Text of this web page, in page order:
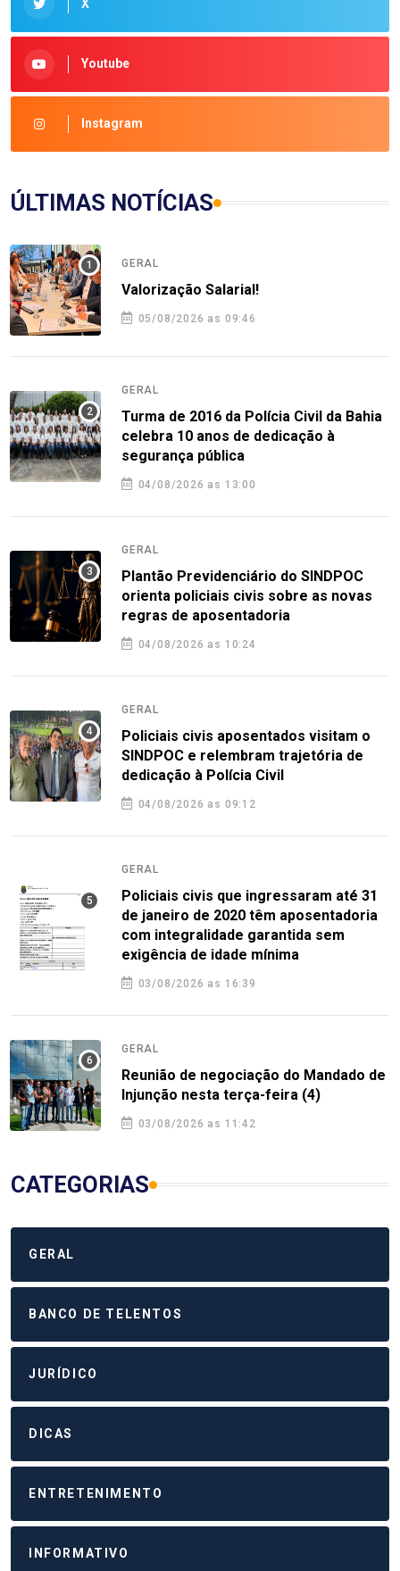
X
Youtube
Instagram
ÚLTIMAS NOTÍCIAS
GERAL
Valorização Salarial!
05/08/2026 as 09:46
GERAL
Turma de 2016 da Polícia Civil da Bahia
celebra 10 anos de dedicação à
segurança pública
04/08/2026 as 13:00
GERAL
Plantão Previdenciário do SINDPOC
orienta policiais civis sobre as novas
regras de aposentadoria
04/08/2026 as 10:24
GERAL
Policiais civis aposentados visitam o
SINDPOC e relembram trajetória de
dedicação à Polícia Civil
04/08/2026 as 09:12
GERAL
Policiais civis que ingressaram até 31
de janeiro de 2020 têm aposentadoria
com integralidade garantida sem
exigência de idade mínima
03/08/2026 as 16:39
GERAL
Reunião de negociação do Mandado de
Injunção nesta terça-feira (4)
03/08/2026 as 11:42
CATEGORIAS
GERAL
BANCO DE TELENTOS
JURÍDICO
DICAS
ENTRETENIMENTO
INFORMATIVO